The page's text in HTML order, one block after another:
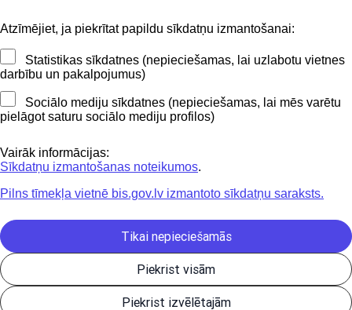
Atzīmējiet, ja piekrītat papildu sīkdatņu izmantošanai:
Statistikas sīkdatnes (nepieciešamas, lai uzlabotu vietnes
darbību un pakalpojumus)
Sociālo mediju sīkdatnes (nepieciešamas, lai mēs varētu
pielāgot saturu sociālo mediju profilos)
Vairāk informācijas:
Sīkdatņu izmantošanas noteikumos.
Pilns tīmekļa vietnē bis.gov.lv izmantoto sīkdatņu saraksts.
Piekrist izvēlētajām
Piekrist visām
Tikai nepieciešamās
Kontakti
BIS atbalsta dienesta tālrunis:
Sekojiet mums
Lejupielādejiet
Būvniecības valsts kontroles birojs | Informācijas pārpublicēšanas
gadījumā atsauce uz Būvniecības informācijas sistēmu obligāta. |